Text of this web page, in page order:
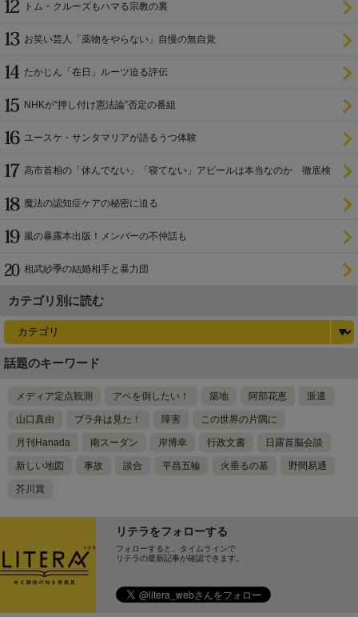
トム・クルーズもハマる宗教の裏
お笑い芸人「薬物をやらない」自慢の無自覚
たかじん「在日」ルーツ迫る評伝
NHKが“押し付け憲法論”否定の番組
ユースケ・サンタマリアが語るうつ体験
高市首相の「休んでない」「寝てない」アピールは本当なのか 徹底検
魔法の認知症ケアの秘密に迫る
嵐の暴露本出版！メンバーの不仲話も
相武紗季の結婚相手と暴力団
カテゴリ別に読む
話題のキーワード
メディア定点観測 アベを倒したい！ 築地 阿部花恵 派遣
山口真由 ブラ弁は見た！ 障害 この世界の片隅に
月刊Hanada 南スーダン 岸博幸 行政文書 日露首脳会談
新しい地図 事故 談合 平昌五輪 火垂るの墓 野間易通
芥川賞
リテラをフォローする
フォローすると、タイムラインで
リテラの最新記事が確認できます。